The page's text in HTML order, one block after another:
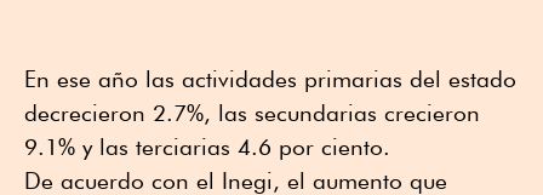
En ese año las actividades primarias del estado
decrecieron 2.7%, las secundarias crecieron
9.1% y las terciarias 4.6 por ciento.
De acuerdo con el Inegi, el aumento que